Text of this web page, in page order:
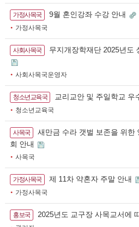
가정사목국 9월 혼인강좌 수강 안내
가정사목국
사회사목국 무지개장학재단 2025년도
사회사목국운영자
청소년교육국 교리교안 및 주일학교 우
청소년교육국
사목국
새만금 수라 갯벌 보존을 위한
회 안내
사목국
가정사목국 제 11차 약혼자 주말 안내
가정사목국
홍보국 2025년도 교구장 사목교서에